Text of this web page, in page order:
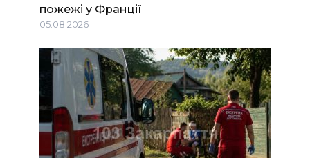
пожежі у Франції
05.08.2026